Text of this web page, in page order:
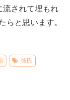
流されて埋もれ
らと思います。
彼氏